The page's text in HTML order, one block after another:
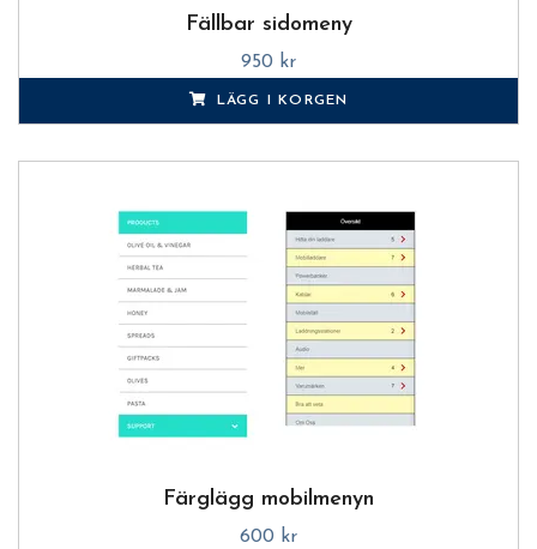
Fällbar sidomeny
950 kr
LÄGG I KORGEN
Färglägg mobilmenyn
600 kr